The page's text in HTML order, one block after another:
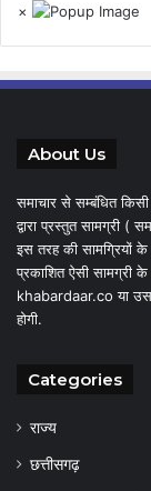
×
About Us
समाचार से सम्बंधित
द्वारा प्रस्तुत सामग्री (
इस तरह की सामग्रियों
प्रकाशित ऐसी सामग्री के
khabardaar.co या
होगी.
Categories
राज्य
छत्तीसगढ़